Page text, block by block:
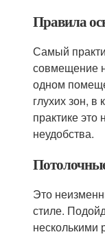
Правила
Самый
совмещение
одном
глухих зон, в
практике
неудобства.
Это
стиле.